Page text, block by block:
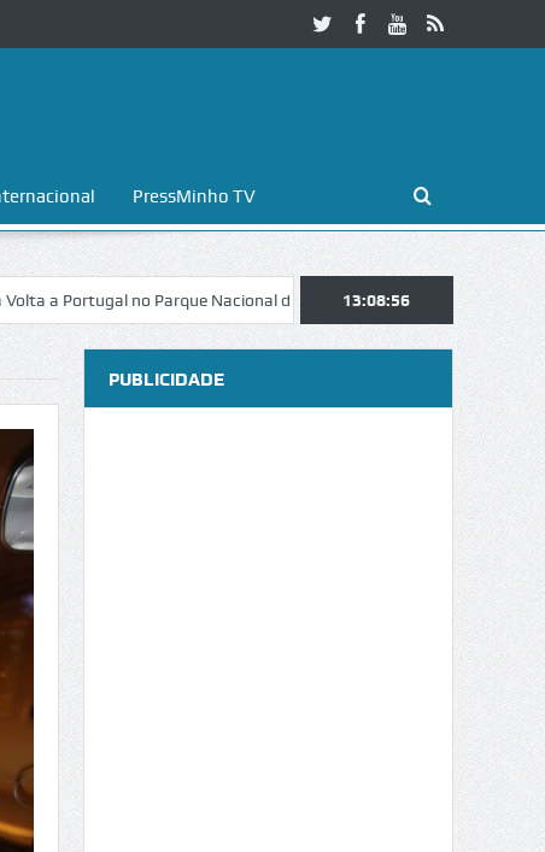
PressMinho TV
no Parque Nacional da Peneda-Gerês Esposende. Galaicofolia
13:08:57
PUBLICIDADE